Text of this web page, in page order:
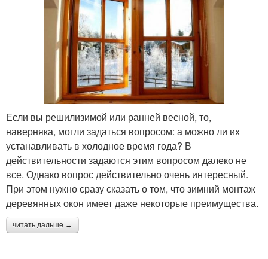
Если вы решилизимой или ранней весной, то,
наверняка, могли задаться вопросом: а можно ли их
устанавливать в холодное время года? В
действительности задаются этим вопросом далеко не
все. Однако вопрос действительно очень интересный.
При этом нужно сразу сказать о том, что зимний монтаж
деревянных окон имеет даже некоторые преимущества.
читать дальше →